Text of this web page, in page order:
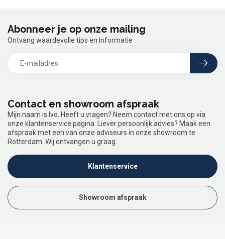
Contact en showroom afspraak
Mijn naam is Ivo. Heeft u vragen? Neem contact met ons op via
onze klantenservice pagina. Liever persoonlijk advies? Maak een
afspraak met een van onze adviseurs in onze showroom te
Rotterdam. Wij ontvangen u graag.
Klantenservice
Showroom afspraak
Abonneer je op onze mailing
Ontvang waardevolle tips en informatie